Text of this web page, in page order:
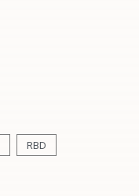
RBD